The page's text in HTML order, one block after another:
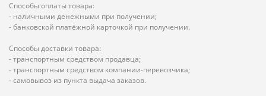
Способы оплаты товара:
- наличными денежными при получении;
- банковской платёжной карточкой при получении.
Способы доставки товара:
- транспортным средством продавца;
- транспортным средством компании-перевозчика;
- самовывоз из пункта выдача заказов.